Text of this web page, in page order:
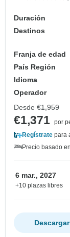
Duración
Destinos
Franja de edad
País Región
Idioma
Operador
Desde €1,959
€1,371 por
Regístrate para
Precio basado
6 mar., 2027
+10 plazas libres